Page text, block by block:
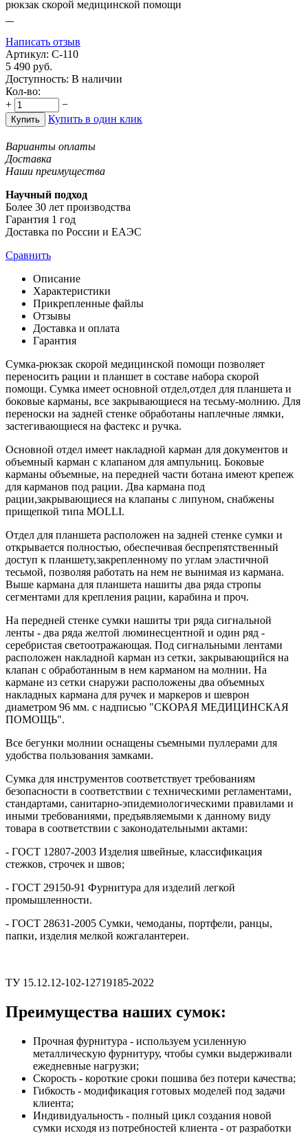
рюкзак скорой медицинской помощи
Написать отзыв
Артикул: С-110
5 490 руб.
Доступность: В наличии
Кол-во:
+
−
Купить Купить в один клик
Варианты оплаты
Доставка
Наши преимущества
Научный подход
Более 30 лет производства
Гарантия 1 год
Доставка по России и ЕАЭС
Сравнить
Описание
Характеристики
Прикрепленные файлы
Отзывы
Доставка и оплата
Гарантия
Сумка-рюкзак скорой медицинской помощи позволяет
переносить рации и планшет в составе набора скорой
помощи. Сумка имеет основной отдел,отдел для планшета и
боковые карманы, все закрывающиеся на тесьму-молнию. Для
переноски на задней стенке обработаны наплечные лямки,
застегивающиеся на фастекс и ручка.
Основной отдел имеет накладной карман для документов и
объемный карман с клапаном для ампульниц. Боковые
карманы объемные, на передней части ботана имеют крепеж
для карманов под рации. Два кармана под
рации,закрывающиеся на клапаны с липуном, снабжены
прищепкой типа MOLLI.
Отдел для планшета расположен на задней стенке сумки и
открывается полностью, обеспечивая беспрепятственный
доступ к планшету,закрепленному по углам эластичной
тесьмой, позволяя работать на нем не вынимая из кармана.
Выше кармана для планшета нашиты два ряда стропы
сегментами для крепления рации, карабина и проч.
На передней стенке сумки нашиты три ряда сигнальной
ленты - два ряда желтой люминесцентной и один ряд -
серебристая светоотражающая. Под сигнальными лентами
расположен накладной карман из сетки, закрывающийся на
клапан с обработанным в нем карманом на молнии. На
кармане из сетки снаружи расположены два объемных
накладных кармана для ручек и маркеров и шеврон
диаметром 96 мм. с надписью "СКОРАЯ МЕДИЦИНСКАЯ
ПОМОЩЬ".
Все бегунки молнии оснащены съемными пуллерами для
удобства пользования замками.
Сумка для инструментов соответствует требованиям
безопасности в соответствии с техническими регламентами,
стандартами, санитарно-эпидемиологическими правилами и
иными требованиями, предъявляемыми к данному виду
товара в соответствии с законодательными актами:
- ГОСТ 12807-2003 Изделия швейные, классификация
стежков, строчек и швов;
- ГОСТ 29150-91 Фурнитура для изделий легкой
промышленности.
- ГОСТ 28631-2005 Сумки, чемоданы, портфели, ранцы,
папки, изделия мелкой кожгалантереи.
ТУ 15.12.12-102-12719185-2022
Преимущества наших сумок:
Прочная фурнитура - используем усиленную
металлическую фурнитуру, чтобы сумки выдерживали
ежедневные нагрузки;
Скорость - короткие сроки пошива без потери качества;
Гибкость - модификация готовых моделей под задачи
клиента;
Индивидуальность - полный цикл создания новой
сумки исходя из потребностей клиента - от разработки